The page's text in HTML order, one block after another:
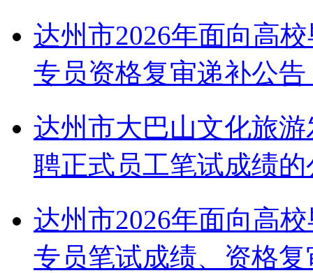
达州市2026年面向高
专员资格复审递补公告
达州市大巴山文化旅
聘正式员工笔试成绩的
达州市2026年面向高
专员笔试成绩、资格